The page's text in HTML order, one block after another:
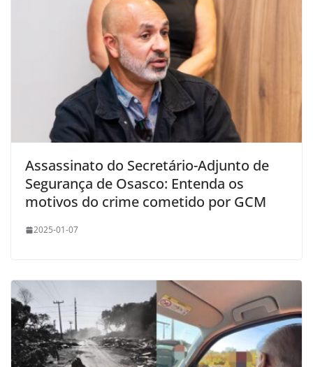
Assassinato do Secretário-Adjunto de
Segurança de Osasco: Entenda os
motivos do crime cometido por GCM
2025-01-07